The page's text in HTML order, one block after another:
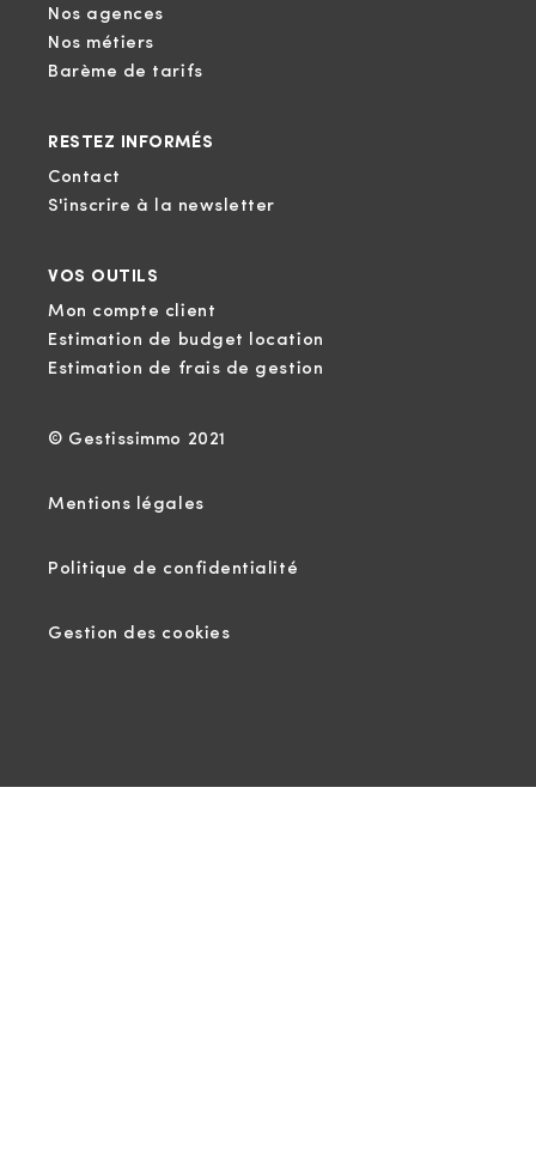
Nos agences
Nos métiers
Barème de tarifs
RESTEZ INFORMÉS
Contact
S'inscrire à la newsletter
VOS OUTILS
Mon compte client
Estimation de budget location
Estimation de frais de gestion
© Gestissimmo 2021
Mentions légales
Politique de confidentialité
Gestion des cookies